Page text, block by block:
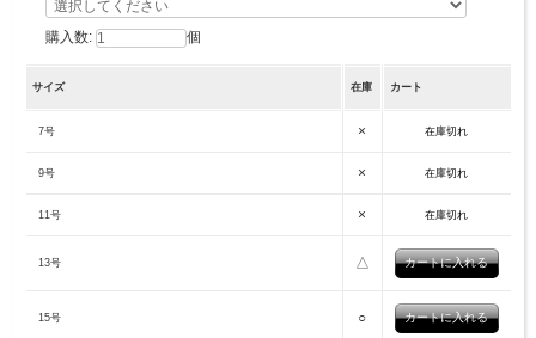
購入数: 個
サイズ 在庫 カート
7号 × 在庫切れ
9号 × 在庫切れ
11号 × 在庫切れ
13号 △
15号 ○